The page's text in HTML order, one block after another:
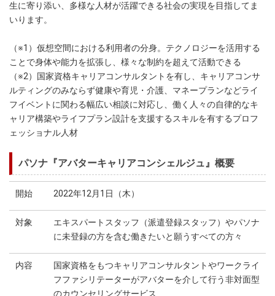
生に寄り添い、多様な人材が活躍できる社会の実現を目指してま
いります。
（※1）仮想空間における利用者の分身。テクノロジーを活用する
ことで身体や能力を拡張し、様々な制約を超えて活動できる
（※2）国家資格キャリアコンサルタントを有し、キャリアコンサ
ルティングのみならず健康や育児・介護、マネープランなどライ
フイベントに関わる幅広い相談に対応し、働く人々の自律的なキ
ャリア構築やライフプラン設計を支援するスキルを有するプロフ
ェッショナル人材
パソナ『アバターキャリアコンシェルジュ』概要
開始 2022年12月1日（木）
対象
エキスパートスタッフ（派遣登録スタッフ）やパソナ
に未登録の方を含む働きたいと願うすべての方々
内容
国家資格をもつキャリアコンサルタントやワークライ
フファシリテーターがアバターを介して行う非対面型
のカウンセリングサービス